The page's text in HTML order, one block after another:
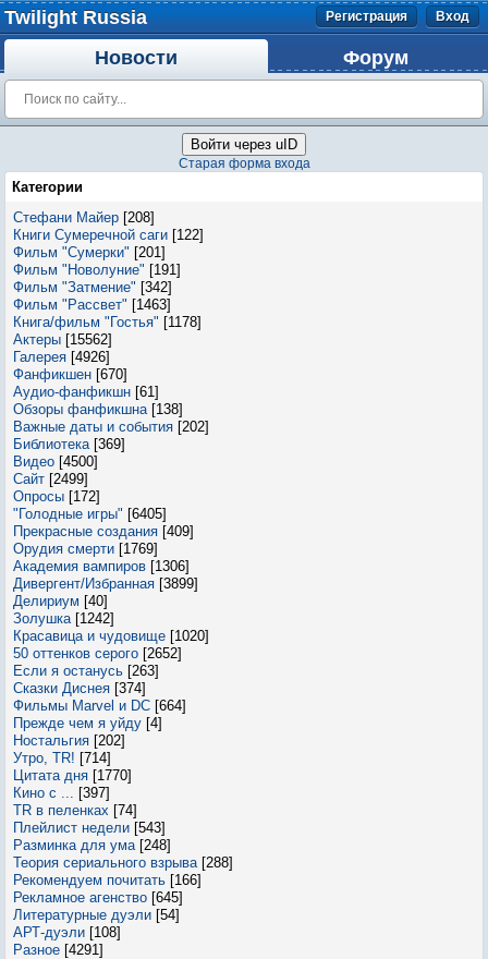
Twilight Russia Регистрация Вход
Новости Форум
Войти через uID
Старая форма входа
Категории
Стефани Майер [208]
Книги Сумеречной саги [122]
Фильм "Сумерки" [201]
Фильм "Новолуние" [191]
Фильм "Затмение" [342]
Фильм "Рассвет" [1463]
Книга/фильм "Гостья" [1178]
Актеры [15562]
Галерея [4926]
Фанфикшен [670]
Аудио-фанфикшн [61]
Обзоры фанфикшна [138]
Важные даты и события [202]
Библиотека [369]
Видео [4500]
Сайт [2499]
Опросы [172]
"Голодные игры" [6405]
Прекрасные создания [409]
Орудия смерти [1769]
Академия вампиров [1306]
Дивергент/Избранная [3899]
Делириум [40]
Золушка [1242]
Красавица и чудовище [1020]
50 оттенков серого [2652]
Если я останусь [263]
Сказки Диснея [374]
Фильмы Marvel и DC [664]
Прежде чем я уйду [4]
Ностальгия [202]
Утро, TR! [714]
Цитата дня [1770]
Кино с ... [397]
TR в пеленках [74]
Плейлист недели [543]
Разминка для ума [248]
Теория сериального взрыва [288]
Рекомендуем почитать [166]
Рекламное агенство [645]
Литературные дуэли [54]
АРТ-дуэли [108]
Разное [4291]